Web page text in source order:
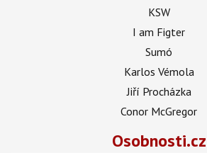
KSW
I am Figter
Sumó
Karlos Vémola
Jiří Procházka
Conor McGregor
Osobnosti.cz